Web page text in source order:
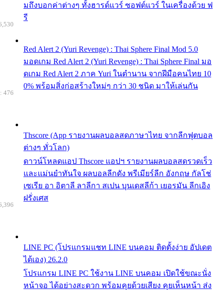
มถึงบอกค่าต่างๆ ทั้งฮารด์แวร์ ซอฟต์แวร์ ในเครื่องด้วย ฟ
รี
Red Alert 2 (Yuri Revenge) : Thai Sphere Final Mod 5.0
มอดเกม Red Alert 2 (Yuri Revenge) : Thai Sphere Final มอ
ดเกม Red Alert 2 ภาค Yuri ในตำนาน จากฝีมือคนไทย 10
0% พร้อมสิ่งก่อสร้างใหม่ๆ กว่า 30 ชนิด มาให้เล่นกัน
Thscore (App รายงานผลบอลสดภาษาไทย จากลีกฟุตบอล
ต่างๆ ทั่วโลก)
ดาวน์โหลดแอป Thscore แอปฯ รายงานผลบอลสดรวดเร็ว
และแม่นยำทันใจ ผลบอลลีกดัง พรีเมียร์ลีก อังกฤษ กัลโช่
เซเรีย อา อิตาลี ลาลีกา สเปน บุนเดสลีก้า เยอรมัน ลีกเอิง
ฝรั่งเศส
476
LINE PC (โปรแกรมแชท LINE บนคอม ติดตั้งง่าย อัปเดต
ได้เอง) 26.2.0
โปรแกรม LINE PC ใช้งาน LINE บนคอม เปิดใช้ขณะนั่ง
หน้าจอ ได้อย่างสะดวก พร้อมคุยด้วยเสียง คุยเห็นหน้า ส่ง